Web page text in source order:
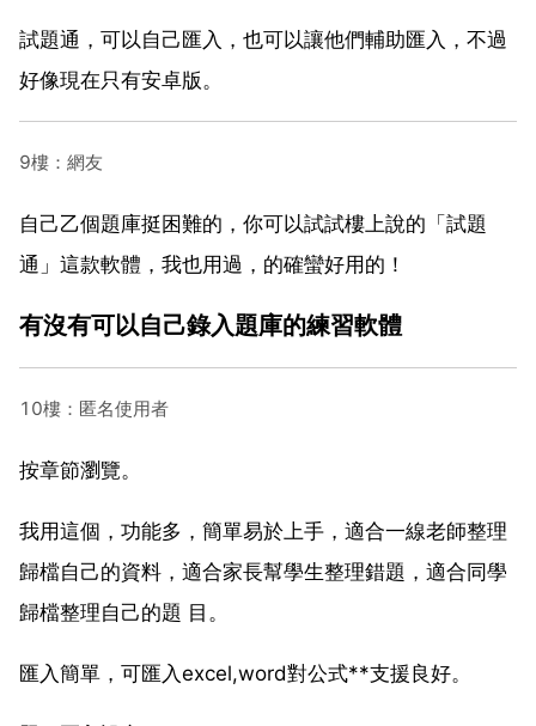
試題通，可以自己匯入，也可以讓他們輔助匯入，不過
好像現在只有安卓版。
9樓：網友
自己乙個題庫挺困難的，你可以試試樓上說的「試題
通」這款軟體，我也用過，的確蠻好用的！
有沒有可以自己錄入題庫的練習軟體
10樓：匿名使用者
按章節瀏覽。
我用這個，功能多，簡單易於上手，適合一線老師整理
歸檔自己的資料，適合家長幫學生整理錯題，適合同學
歸檔整理自己的題 目。
匯入簡單，可匯入excel,word對公式**支援良好。